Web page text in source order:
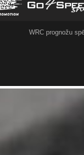
WRC prognožu